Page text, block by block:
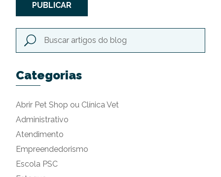
PUBLICAR
Categorias
Abrir Pet Shop ou Clínica Vet
Administrativo
Atendimento
Empreendedorismo
Escola PSC